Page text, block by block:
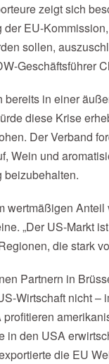
zeigt sich
EU-
sollen,
Geschäftsführer
in einer
diese Krise
Der Verband
Wein und
beizubehalten.
wertmäßigen
„Der US-Markt
die stark
Partnern in
Wirtschaft nicht –
den USA
die EU